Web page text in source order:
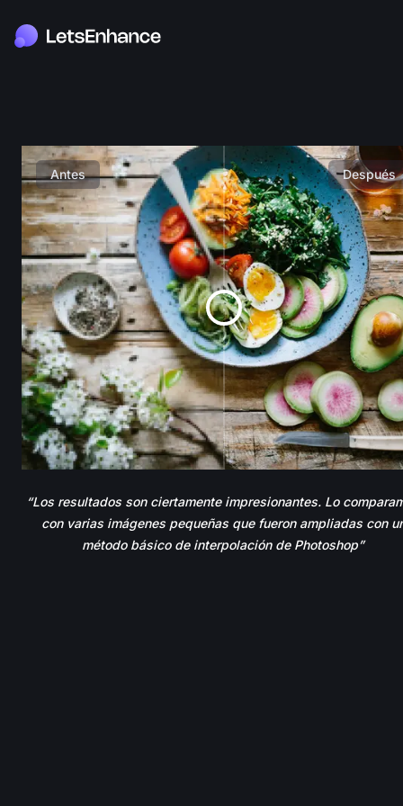
Antes Después
“Los resultados son ciertamente impresionantes. Lo
con varias imágenes pequeñas que fueron ampliadas con
método básico de interpolación de Photoshop”